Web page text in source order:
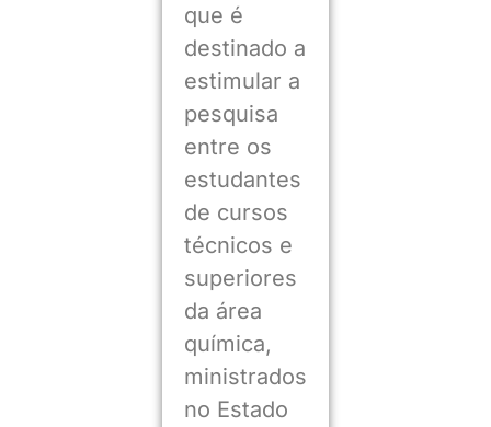
que é
destinado a
estimular a
pesquisa
entre os
estudantes
de cursos
técnicos e
superiores
da área
química,
ministrados
no Estado